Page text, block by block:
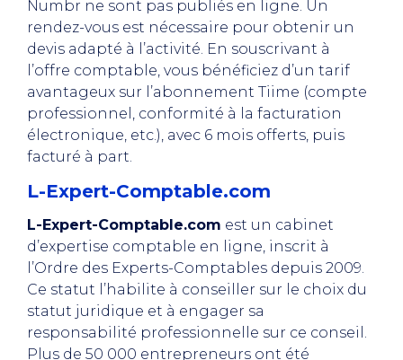
Numbr ne sont pas publiés en ligne. Un
rendez-vous est nécessaire pour obtenir un
devis adapté à l’activité. En souscrivant à
l’offre comptable, vous bénéficiez d’un tarif
avantageux sur l’abonnement Tiime (compte
professionnel, conformité à la facturation
électronique, etc.), avec 6 mois offerts, puis
facturé à part.
L-Expert-Comptable.com
L-Expert-Comptable.com est un cabinet
d’expertise comptable en ligne, inscrit à
l’Ordre des Experts-Comptables depuis 2009.
Ce statut l’habilite à conseiller sur le choix du
statut juridique et à engager sa
responsabilité professionnelle sur ce conseil.
Plus de 50 000 entrepreneurs ont été